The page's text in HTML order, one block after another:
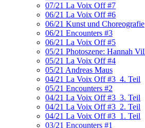
07/21 La Voix Off #7
06/21 La Voix Off #6
06/21 Kunst und Choreografie
06/21 Encounters #3
06/21 La Voix Off #5
05/21 Photoszene: Hannah
05/21 La Voix Off #4
05/21 Andreas Maus
04/21 La Voix Off #3_4. Teil
05/21 Encounters #2
04/21 La Voix Off #3_3. Teil
04/21 La Voix Off #3_2. Teil
04/21 La Voix Off #3_1. Teil
03/21 Encounters #1